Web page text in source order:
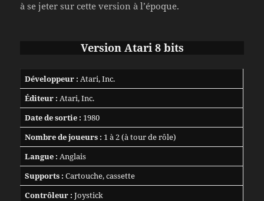
à se jeter sur cette version à l’époque.
Version Atari 8 bits
Développeur : Atari, Inc.
Éditeur : Atari, Inc.
Date de sortie : 1980
Nombre de joueurs : 1 à 2 (à tour de rôle)
Langue : Anglais
Supports : Cartouche, cassette
Contrôleur : Joystick